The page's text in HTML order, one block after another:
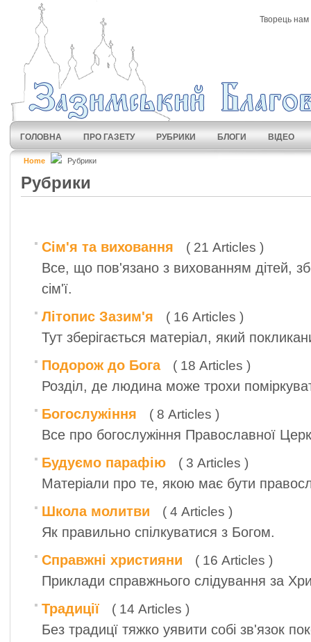
Творець нам
ГОЛОВНА ПРО ГАЗЕТУ РУБРИКИ БЛОГИ ВІДЕО
Home Рубрики
Рубрики
Сім'я та виховання ( 21 Articles )
Все, що пов'язано з вихованням дітей,
сім'ї.
Літопис Зазим'я
( 16 Articles )
Тут зберігається матеріал, який
Подорож до Бога
( 18 Articles )
Розділ, де людина може трохи
Богослужіння
( 8 Articles )
Все про богослужіння Православної
Будуємо парафію
( 3 Articles )
Матеріали про те, якою має бути
Школа молитви
( 4 Articles )
Як правильно спілкуватися з Богом.
Справжні християни
( 16 Articles )
Приклади справжнього слідування за
Традиції
( 14 Articles )
Без традицї тяжко уявити собі зв'язок